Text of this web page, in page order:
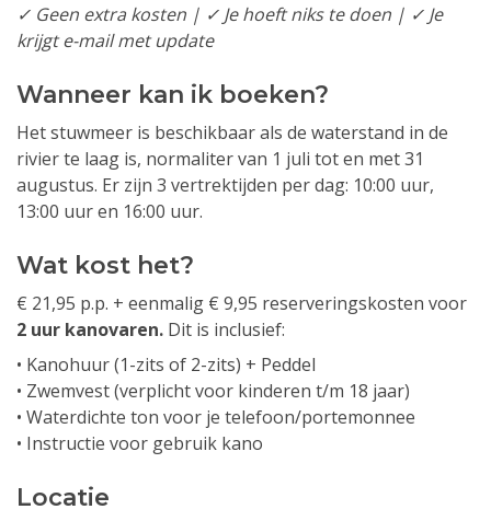
✓ Geen extra kosten | ✓ Je hoeft niks te doen | ✓ Je
krijgt e-mail met update
Wanneer kan ik boeken?
Het stuwmeer is beschikbaar als de waterstand in de
rivier te laag is, normaliter van 1 juli tot en met 31
augustus. Er zijn 3 vertrektijden per dag: 10:00 uur,
13:00 uur en 16:00 uur.
Wat kost het?
€ 21,95 p.p. + eenmalig € 9,95 reserveringskosten voor
2 uur kanovaren. Dit is inclusief:
• Kanohuur (1-zits of 2-zits) + Peddel
• Zwemvest (verplicht voor kinderen t/m 18 jaar)
• Waterdichte ton voor je telefoon/portemonnee
• Instructie voor gebruik kano
Locatie